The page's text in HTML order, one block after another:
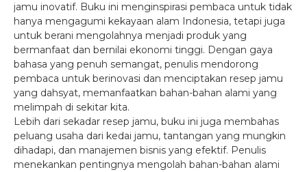
jamu inovatif. Buku ini menginspirasi pembaca untuk tidak
hanya mengagumi kekayaan alam Indonesia, tetapi juga
untuk berani mengolahnya menjadi produk yang
bermanfaat dan bernilai ekonomi tinggi. Dengan gaya
bahasa yang penuh semangat, penulis mendorong
pembaca untuk berinovasi dan menciptakan resep jamu
yang dahsyat, memanfaatkan bahan-bahan alami yang
melimpah di sekitar kita.
Lebih dari sekadar resep jamu, buku ini juga membahas
peluang usaha dari kedai jamu, tantangan yang mungkin
dihadapi, dan manajemen bisnis yang efektif. Penulis
menekankan pentingnya mengolah bahan-bahan alami